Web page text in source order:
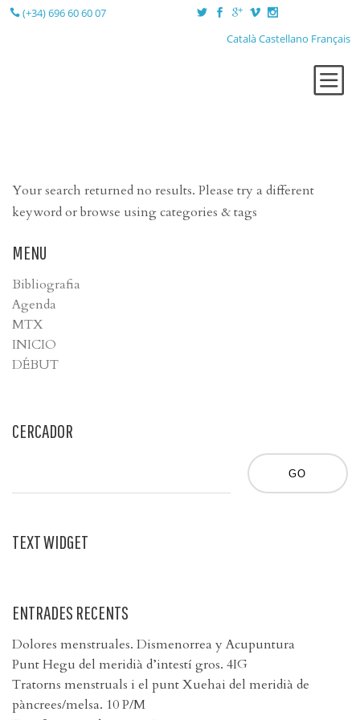
(+34) 696 60 60 07
CatalàCastellano Français
CONTACTE
Your search returned no results. Please try a different
keyword or browse using categories & tags
MENU
Bibliografia
Agenda
MTX
INICIO
DÉBUT
CERCADOR
TEXT WIDGET
ENTRADES RECENTS
Dolores menstruales. Dismenorrea y Acupuntura
Punt Hegu del meridià d’intestí gros. 4IG
Tratorns menstruals i el punt Xuehai del meridià de
pàncrees/melsa. 10 P/M